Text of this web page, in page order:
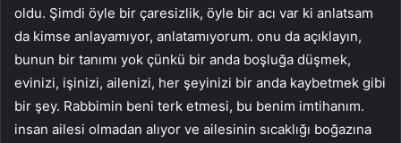
oldu. Şimdi öyle bir çaresizlik, öyle bir acı var ki anlatsam
da kimse anlayamıyor, anlatamıyorum. onu da açıklayın,
bunun bir tanımı yok çünkü bir anda boşluğa düşmek,
evinizi, işinizi, ailenizi, her şeyinizi bir anda kaybetmek gibi
bir şey. Rabbimin beni terk etmesi, bu benim imtihanım.
insan ailesi olmadan alıyor ve ailesinin sıcaklığı boğazına